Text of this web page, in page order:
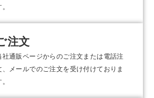
注文
社通販ページからのご注文または電話注
、メールでのご注文を受け付けておりま